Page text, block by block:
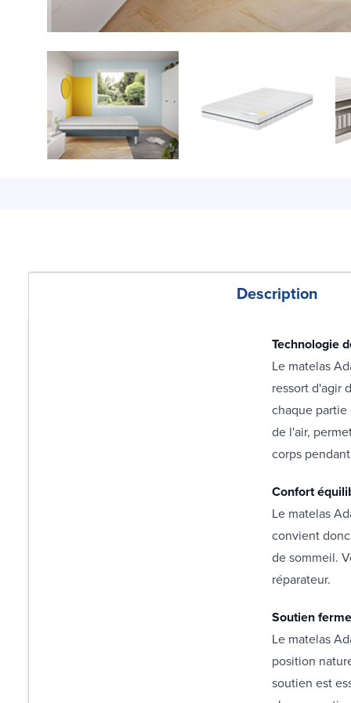
Description
Technologie
Le matelas
ressort d'agir
chaque
de l'air,
corps
Confort
Le matelas
convient
de sommeil.
réparateur.
Soutien ferme
Le matelas
position
soutien est